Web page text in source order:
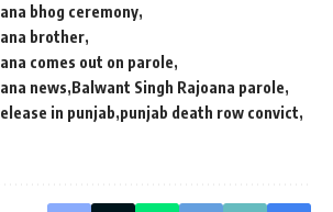
bhog ceremony
brother
comes out on parole
news Balwant Singh Rajoana parole
in punjab punjab death row convict